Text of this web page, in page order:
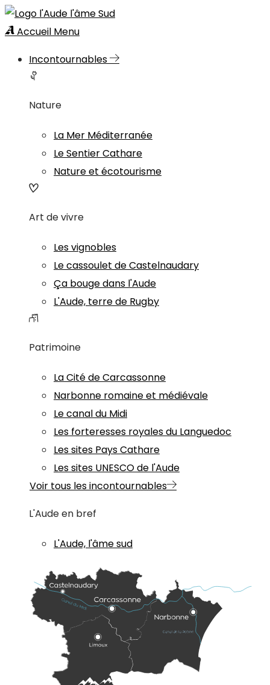
Accueil Menu
Incontournables
Nature
La Mer Méditerranée
Le Sentier Cathare
Nature et écotourisme
Art de vivre
Les vignobles
Le cassoulet de Castelnaudary
Ça bouge dans l'Aude
L'Aude, terre de Rugby
Patrimoine
La Cité de Carcassonne
Narbonne romaine et médiévale
Le canal du Midi
Les forteresses royales du Languedoc
Les sites Pays Cathare
Les sites UNESCO de l'Aude
Voir tous les incontournables
L'Aude en bref
L'Aude, l'âme sud